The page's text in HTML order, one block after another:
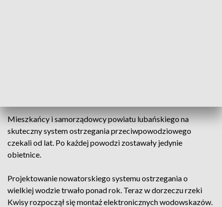
Mieszkańcy i samorządowcy powiatu lubańskiego na
skuteczny system ostrzegania przeciwpowodziowego
czekali od lat. Po każdej powodzi zostawały jedynie
obietnice.
Projektowanie nowatorskiego systemu ostrzegania o
wielkiej wodzie trwało ponad rok. Teraz w dorzeczu rzeki
Kwisy rozpoczął się montaż elektronicznych wodowskazów.